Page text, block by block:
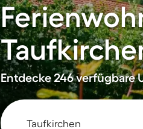
Entdecke 246 verfügbare